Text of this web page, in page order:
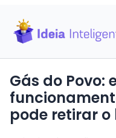
Gás do Povo:
pode retirar